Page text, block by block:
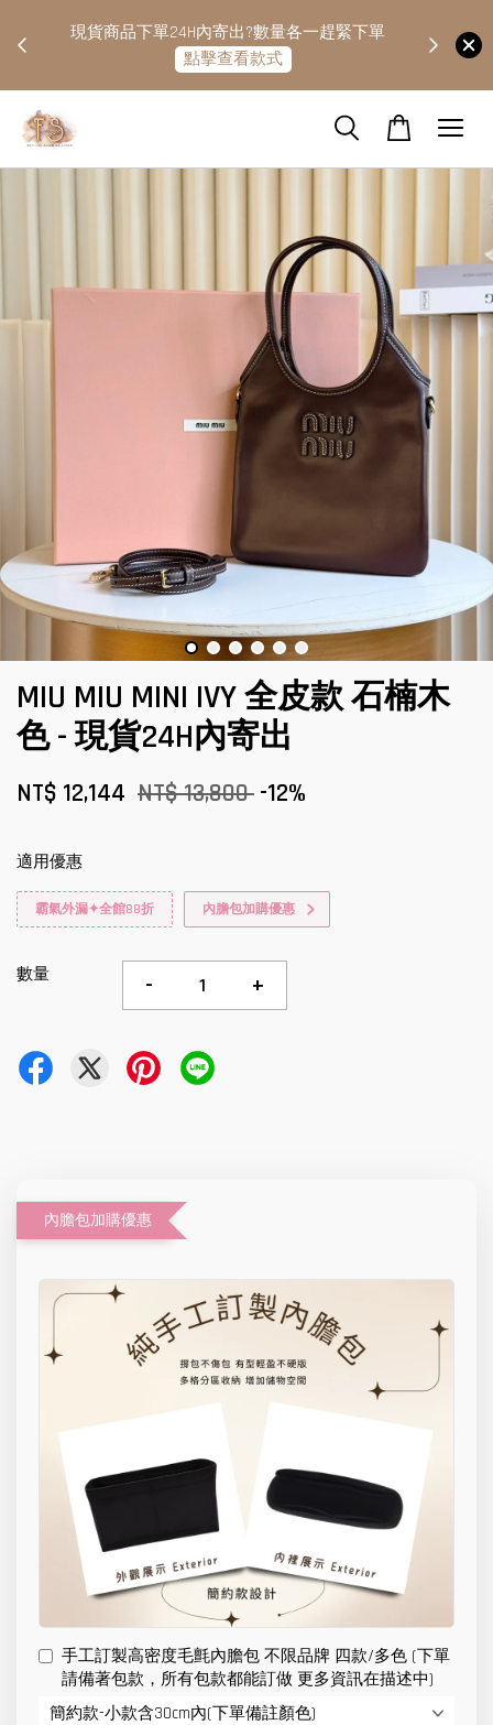
現貨商品下單24H內寄出?數量各一趕緊下單
點擊查看款式
MIU MIU MINI IVY 全皮款 石楠木
色 - 現貨24H內寄出
NT$ 12,144 NT$ 13,800 -12%
適用優惠
霸氣外漏✦全館88折 內膽包加購優惠
數量 - +
內膽包加購優惠
手工訂製高密度毛氈內膽包 不限品牌 四款/多色 (下單
請備著包款，所有包款都能訂做 更多資訊在描述中)